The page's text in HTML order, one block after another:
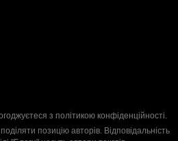
з політикою конфіденційності.
позицію авторів. Відповідальність